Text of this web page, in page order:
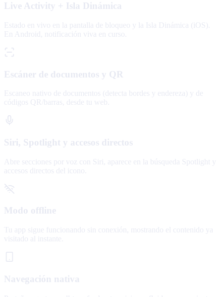
Live Activity + Isla Dinámica
Estado en vivo en la pantalla de bloqueo y la Isla Dinámica (iOS).
En Android, notificación viva en curso.
Escáner de documentos y QR
Escaneo nativo de documentos (detecta bordes y endereza) y de
códigos QR/barras, desde tu web.
Siri, Spotlight y accesos directos
Abre secciones por voz con Siri, aparece en la búsqueda Spotlight y
accesos directos del icono.
Modo offline
Tu app sigue funcionando sin conexión, mostrando el contenido ya
visitado al instante.
Navegación nativa